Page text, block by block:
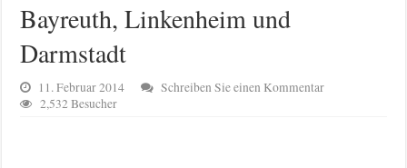
Bayreuth, Linkenheim und
Darmstadt
11. Februar 2014
Schreiben Sie einen Kommentar
2,532 Besucher